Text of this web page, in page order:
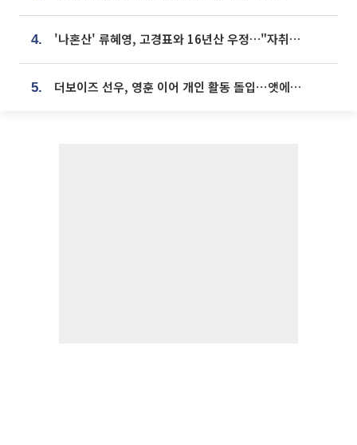
4. '나혼산' 류혜영, 고경표와 16년산 우정…"자취방서 부모님과 마주쳐"
5. 더보이즈 선우, 영훈 이어 개인 활동 돌입⋯앳에어리어와 전속계약